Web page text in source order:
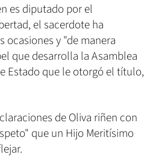
es diputado por el
el sacerdote ha
ocasiones y "de manera
que desarrolla la Asamblea
Estado que le otorgó el título,
de Oliva riñen con
que un Hijo Meritísimo